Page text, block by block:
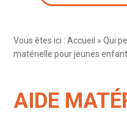
Vous êtes ici :Accueil »Qui
matérielle pour jeunes
AIDE